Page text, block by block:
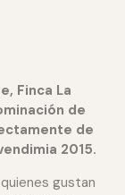
Finca La
de
de
2015.
gustan